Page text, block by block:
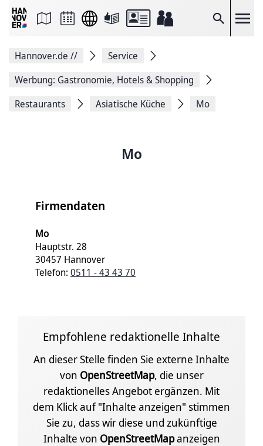
Suche
Seite
Facebook
teilen
Seitenlink
Hannover.de //
Service
Werbung: Gastronomie, Hotels & Shopping
Restaurants
Asiatische Küche Mo
Mo
Firmendaten
Mo
Hauptstr. 28
30457 Hannover
Telefon: 0511 - 43 43 70
Empfohlene redaktionelle Inhalte
An dieser Stelle finden Sie externe Inhalte
von OpenStreetMap, die unser
redaktionelles Angebot ergänzen. Mit
dem Klick auf "Inhalte anzeigen" stimmen
Sie zu, dass wir diese und zukünftige
Inhalte von OpenStreetMapanzeigen